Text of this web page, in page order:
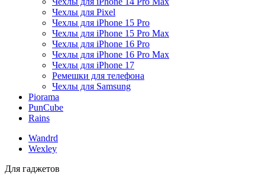
Чехлы для Pixel
Чехлы для iPhone 15 Pro
Чехлы для iPhone 15 Pro Max
Чехлы для iPhone 16 Pro
Чехлы для iPhone 16 Pro Max
Чехлы для iPhone 17
Ремешки для телефона
Чехлы для Samsung
Piorama
PunCube
Rains
Wandrd
Wexley
Для гаджетов